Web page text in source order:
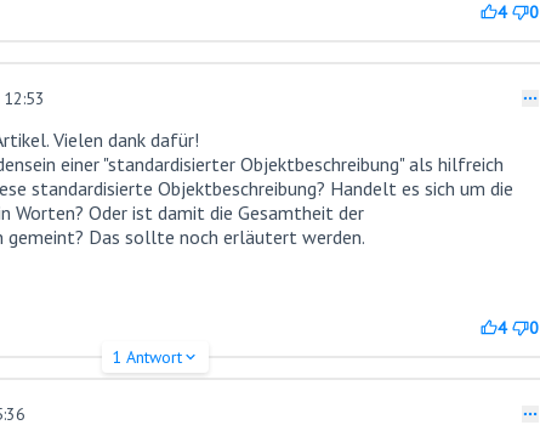
4 0
Vielen dank dafür!
einer "standardisierter Objektbeschreibung" als hilfreich
standardisierte Objektbeschreibung? Handelt es sich um die
Worten? Oder ist damit die Gesamtheit der
gemeint? Das sollte noch erläutert werden.
4
0
1 Antwort